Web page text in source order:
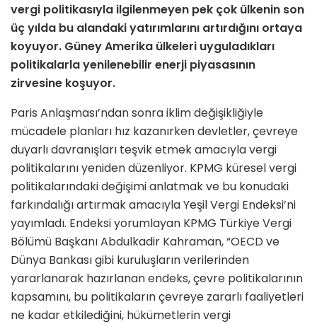
vergi politikasıyla ilgilenmeyen pek çok ülkenin son
üç yılda bu alandaki yatırımlarını artırdığını ortaya
koyuyor. Güney Amerika ülkeleri uyguladıkları
politikalarla yenilenebilir enerji piyasasının
zirvesine koşuyor.
Paris Anlaşması’ndan sonra iklim değişikliğiyle
mücadele planları hız kazanırken devletler, çevreye
duyarlı davranışları teşvik etmek amacıyla vergi
politikalarını yeniden düzenliyor. KPMG küresel vergi
politikalarındaki değişimi anlatmak ve bu konudaki
farkındalığı artırmak amacıyla Yeşil Vergi Endeksi’ni
yayımladı. Endeksi yorumlayan KPMG Türkiye Vergi
Bölümü Başkanı Abdulkadir Kahraman, “OECD ve
Dünya Bankası gibi kuruluşların verilerinden
yararlanarak hazırlanan endeks, çevre politikalarının
kapsamını, bu politikaların çevreye zararlı faaliyetleri
ne kadar etkilediğini, hükümetlerin vergi